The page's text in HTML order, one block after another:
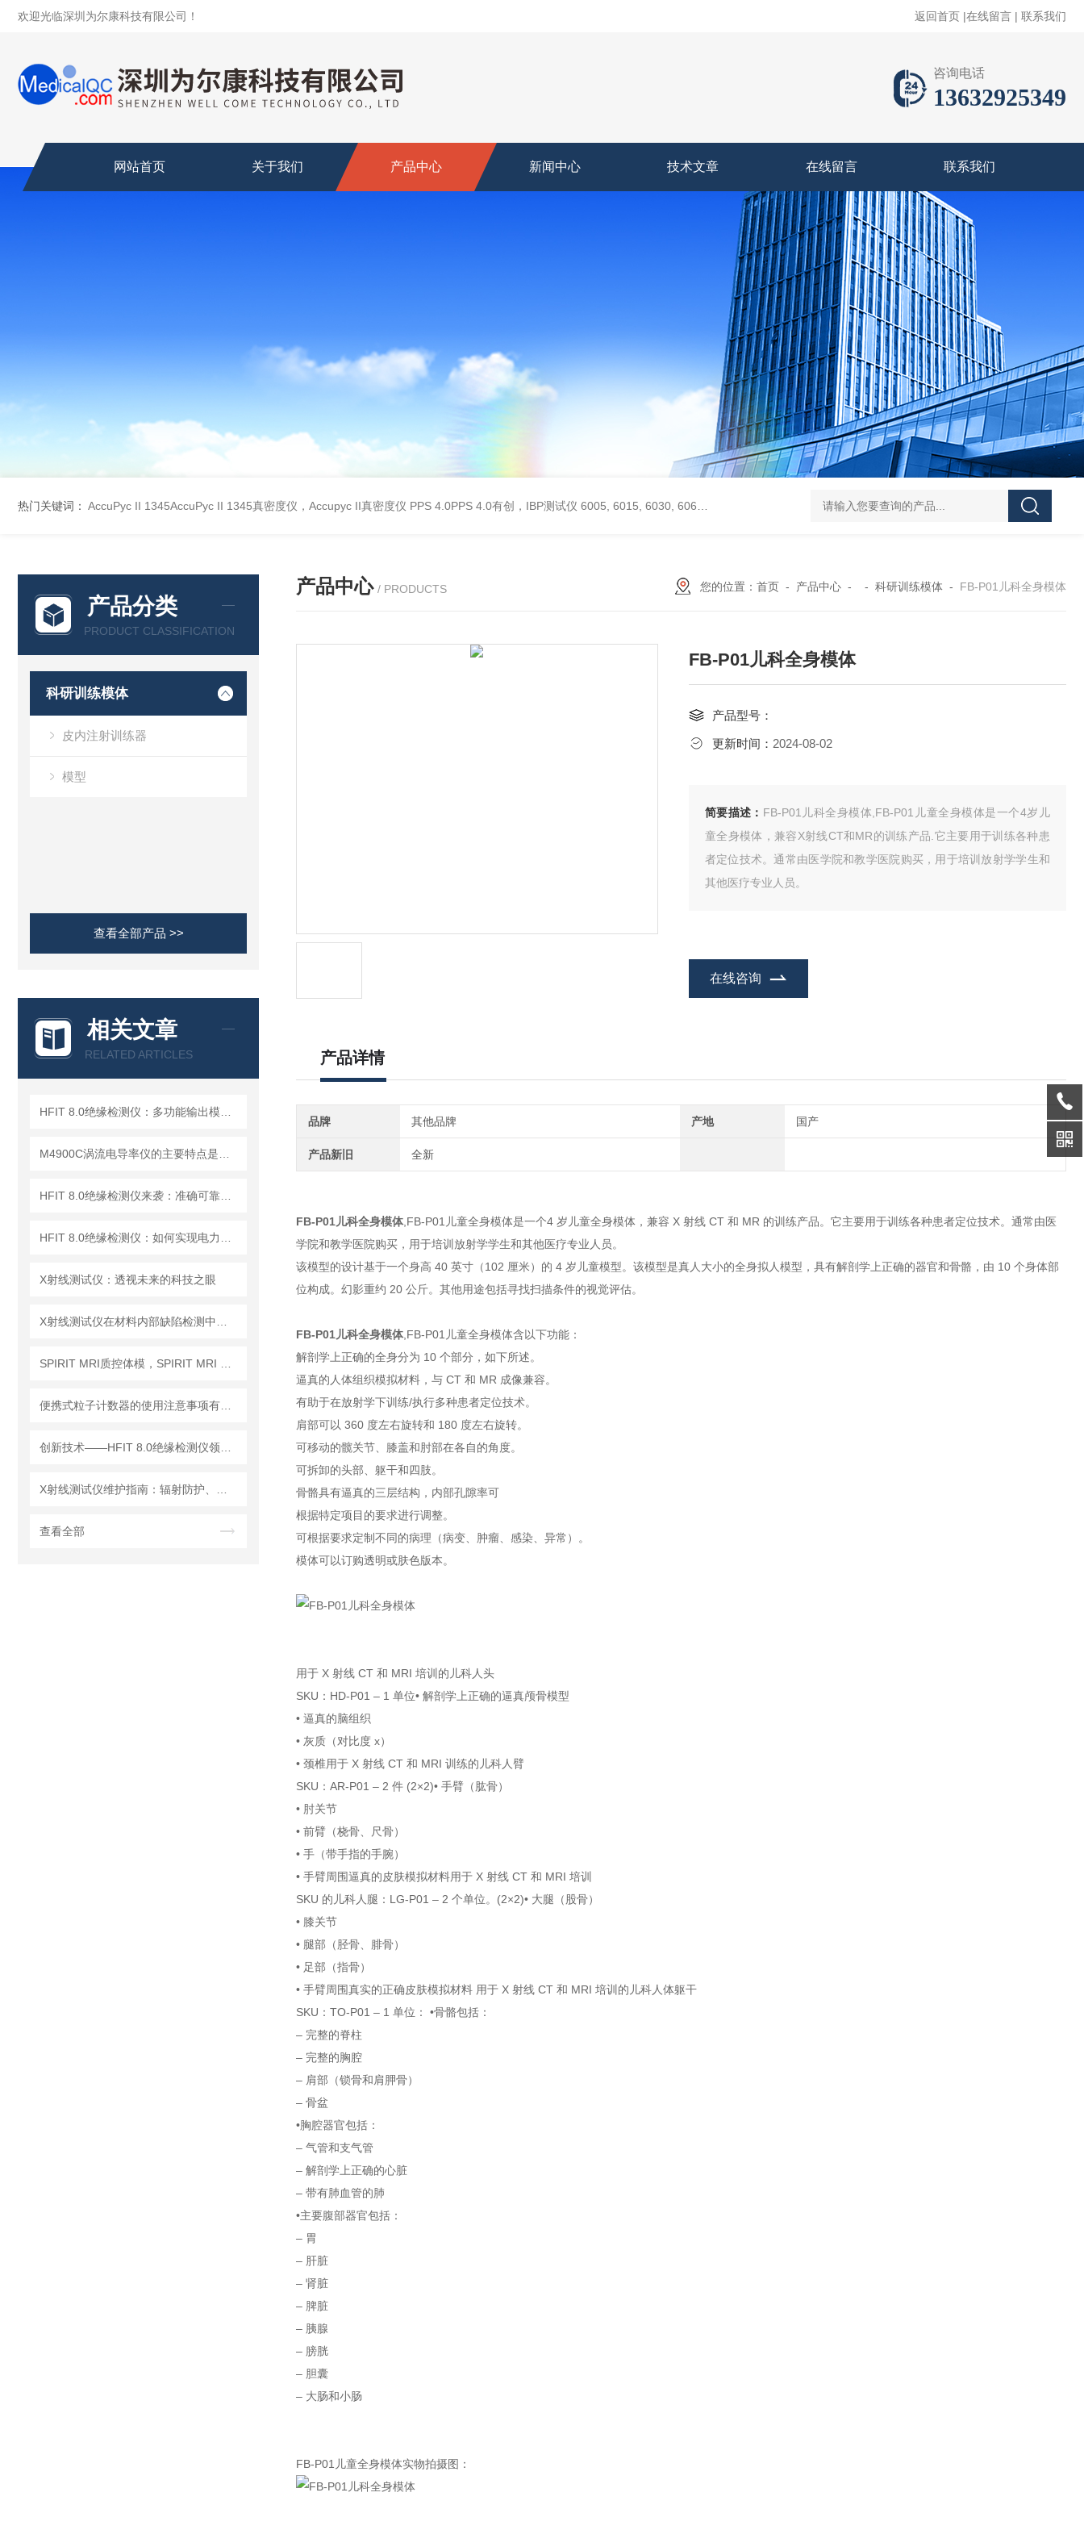
欢迎光临深圳为尔康科技有限公司！ 返回首页 |在线留言 | 联系我们
咨询电话
13632925349
网站首页 关于我们 产品中心 新闻中心 技术文章 在线留言 联系我们
热门关键词： AccuPyc II 1345AccuPyc II 1345真密度仪，Accupyc II真密度仪 PPS 4.0PPS 4.0有创，IBP测试仪 6005, 6015, 6030, 6060, 6100, 6170Hans Rudolph非扩散气体收集袋,Hans Rudolph非扩散气囊
产品分类
PRODUCT CLASSIFICATION
科研训练模体
皮内注射训练器
模型
查看全部产品 >>
相关文章
RELATED ARTICLES
X射线测试仪：透视未来的科技之眼
查看全部
产品中心 / PRODUCTS 您的位置： 首页 - 产品中心 - - 科研训练模体 - FB-P01儿科全身模体
FB-P01儿科全身模体
产品型号：
更新时间： 2024-08-02
简要描述： FB-P01儿科全身模体,FB-P01儿童全身模体是一个4岁儿
童全身模体，兼容X射线CT和MR的训练产品.它主要用于训练各种患
者定位技术。通常由医学院和教学医院购买，用于培训放射学学生和
其他医疗专业人员。
在线咨询
产品详情
品牌 其他品牌 产地 国产
产品新旧 全新
FB-P01儿科全身模体,FB-P01儿童全身模体是一个4 岁儿童全身模体，兼容 X 射线 CT 和 MR 的训练产品。它主要用于训练各种患者定位技术。通常由医
学院和教学医院购买，用于培训放射学学生和其他医疗专业人员。
该模型的设计基于一个身高 40 英寸（102 厘米）的 4 岁儿童模型。该模型是真人大小的全身拟人模型，具有解剖学上正确的器官和骨骼，由 10 个身体部
位构成。幻影重约 20 公斤。其他用途包括寻找扫描条件的视觉评估。
FB-P01儿科全身模体,FB-P01儿童全身模体含以下功能：
解剖学上正确的全身分为 10 个部分，如下所述。
逼真的人体组织模拟材料，与 CT 和 MR 成像兼容。
有助于在放射学下训练/执行多种患者定位技术。
肩部可以 360 度左右旋转和 180 度左右旋转。
可移动的髋关节、膝盖和肘部在各自的角度。
可拆卸的头部、躯干和四肢。
骨骼具有逼真的三层结构，内部孔隙率可
根据特定项目的要求进行调整。
可根据要求定制不同的病理（病变、肿瘤、感染、异常）。
模体可以订购透明或肤色版本。
用于 X 射线 CT 和 MRI 培训的儿科人头
SKU：HD-P01 – 1 单位• 解剖学上正确的逼真颅骨模型
• 逼真的脑组织
• 灰质（对比度 x）
• 颈椎用于 X 射线 CT 和 MRI 训练的儿科人臂
SKU：AR-P01 – 2 件 (2×2)• 手臂（肱骨）
• 肘关节
• 前臂（桡骨、尺骨）
• 手（带手指的手腕）
• 手臂周围逼真的皮肤模拟材料用于 X 射线 CT 和 MRI 培训
SKU 的儿科人腿：LG-P01 – 2 个单位。(2×2)• 大腿（股骨）
• 膝关节
• 腿部（胫骨、腓骨）
• 足部（指骨）
• 手臂周围真实的正确皮肤模拟材料 用于 X 射线 CT 和 MRI 培训的儿科人体躯干
SKU：TO-P01 – 1 单位： •骨骼包括：
– 完整的脊柱
– 完整的胸腔
– 肩部（锁骨和肩胛骨）
– 骨盆
•胸腔器官包括：
– 气管和支气管
– 解剖学上正确的心脏
– 带有肺血管的肺
•主要腹部器官包括：
– 胃
– 肝脏
– 肾脏
– 脾脏
– 胰腺
– 膀胱
– 胆囊
– 大肠和小肠
FB-P01儿童全身模体实物拍摄图：